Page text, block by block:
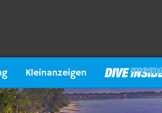
Kleinanzeigen